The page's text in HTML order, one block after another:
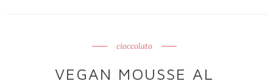
cioccolato
VEGAN MOUSSE AL